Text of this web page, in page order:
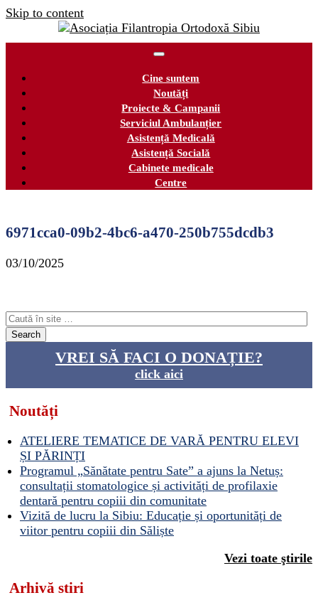
Skip to content
Cine suntem
Noutăți
Proiecte & Campanii
Serviciul Ambulanțier
Asistență Medicală
Asistență Socială
Cabinete medicale
Centre
6971cca0-09b2-4bc6-a470-250b755dcdb3
03/10/2025
VREI SĂ FACI O DONAȚIE?
click aici
Noutăți
ATELIERE TEMATICE DE VARĂ PENTRU ELEVI
ȘI PĂRINȚI
Programul „Sănătate pentru Sate” a ajuns la Netuș:
consultații stomatologice și activități de profilaxie
dentară pentru copiii din comunitate
Vizită de lucru la Sibiu: Educație și oportunități de
viitor pentru copiii din Săliște
Vezi toate ştirile
Arhivă stiri